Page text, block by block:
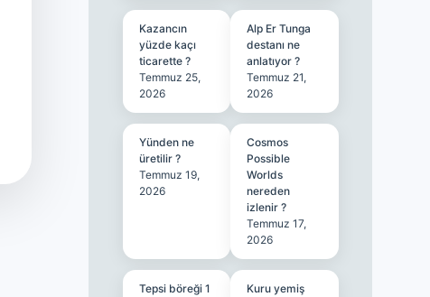
Kazancın
yüzde kaçı
ticarette ?
Temmuz 25,
2026
Alp Er Tunga
destanı ne
anlatıyor ?
Temmuz 21,
2026
Yünden ne
üretilir ?
Temmuz 19,
2026
Cosmos
Possible
Worlds
nereden
izlenir ?
Temmuz 17,
2026
Tepsi böreği 1
Kuru yemiş